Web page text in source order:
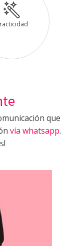
que
vía whatsapp.